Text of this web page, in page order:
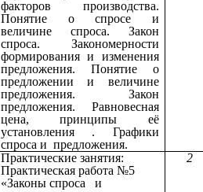
факторов производства.
Понятие о спросе и
величине спроса. Закон
спроса. Закономерности
формирования и изменения
предложения. Понятие о
предложении и величине
предложения. Закон
предложения. Равновесная
цена, принципы её
установления . Графики
спроса и предложения.
Практические занятия:
Практическая работа №5
«Законы спроса и
2